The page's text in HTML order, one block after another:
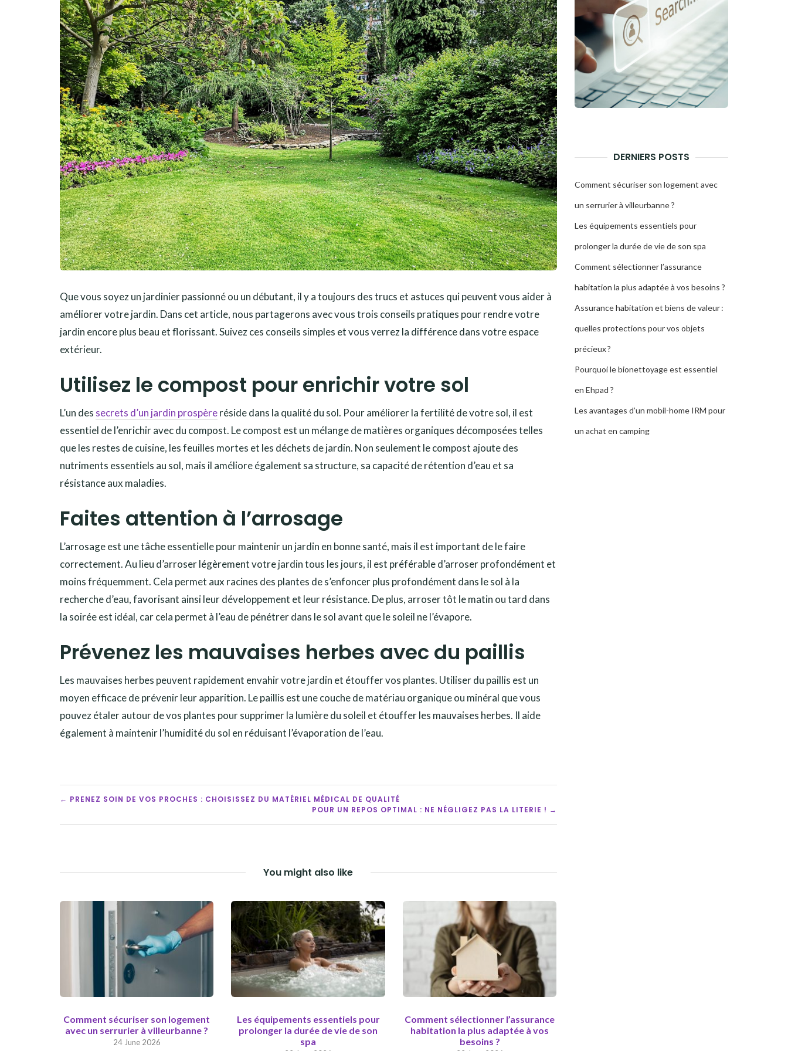
Que vous soyez un jardinier passionné ou un débutant, il y a toujours des trucs et astuces qui peuvent vous aider à
améliorer votre jardin. Dans cet article, nous partagerons avec vous trois conseils pratiques pour rendre votre
jardin encore plus beau et florissant. Suivez ces conseils simples et vous verrez la différence dans votre espace
extérieur.
Utilisez le compost pour enrichir votre sol
L’un des secrets d’un jardin prospèreréside dans la qualité du sol. Pour améliorer la fertilité de votre sol, il est
essentiel de l’enrichir avec du compost. Le compost est un mélange de matières organiques décomposées telles
que les restes de cuisine, les feuilles mortes et les déchets de jardin. Non seulement le compost ajoute des
nutriments essentiels au sol, mais il améliore également sa structure, sa capacité de rétention d’eau et sa
résistance aux maladies.
Faites attention à l’arrosage
L’arrosage est une tâche essentielle pour maintenir un jardin en bonne santé, mais il est important de le faire
correctement. Au lieu d’arroser légèrement votre jardin tous les jours, il est préférable d’arroser profondément et
moins fréquemment. Cela permet aux racines des plantes de s’enfoncer plus profondément dans le sol à la
recherche d’eau, favorisant ainsi leur développement et leur résistance. De plus, arroser tôt le matin ou tard dans
la soirée est idéal, car cela permet à l’eau de pénétrer dans le sol avant que le soleil ne l’évapore.
Prévenez les mauvaises herbes avec du paillis
Les mauvaises herbes peuvent rapidement envahir votre jardin et étouffer vos plantes. Utiliser du paillis est un
moyen efficace de prévenir leur apparition. Le paillis est une couche de matériau organique ou minéral que vous
pouvez étaler autour de vos plantes pour supprimer la lumière du soleil et étouffer les mauvaises herbes. Il aide
également à maintenir l’humidité du sol en réduisant l’évaporation de l’eau.
POST
NAVIGATION
← PRENEZ SOIN DE VOS PROCHES : CHOISISSEZ DU MATÉRIEL MÉDICAL DE QUALITÉ
POUR UN REPOS OPTIMAL : NE NÉGLIGEZ PAS LA LITERIE ! →
You might also like
Comment sécuriser son logement
avec un serrurier à villeurbanne ?
24 June 2026
Les équipements essentiels pour
prolonger la durée de vie de son
spa
Comment sélectionner l’assurance
habitation la plus adaptée à vos
besoins ?
DERNIERS POSTS
Comment sécuriser son logement avec
un serrurier à villeurbanne ?
Les équipements essentiels pour
prolonger la durée de vie de son spa
Comment sélectionner l’assurance
habitation la plus adaptée à vos besoins ?
Assurance habitation et biens de valeur :
quelles protections pour vos objets
précieux ?
Pourquoi le bionettoyage est essentiel
en Ehpad ?
Les avantages d’un mobil-home IRM pour
un achat en camping